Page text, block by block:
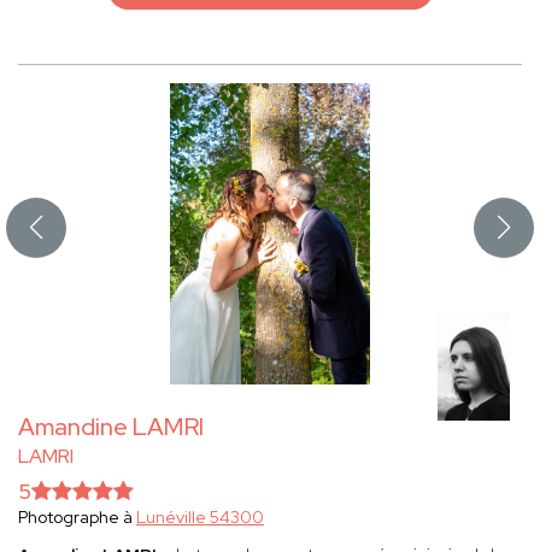
Amandine LAMRI
LAMRI
5
Photographe à Lunéville 54300